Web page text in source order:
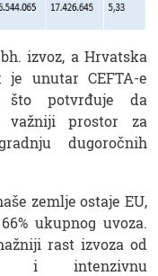
izvoz, a Hrvatska
unutar CEFTA-e
što potvrđuje da
važniji prostor za
dugoročnih
zemlje ostaje EU,
ukupnog uvoza.
rast izvoza od
i intenzivnu